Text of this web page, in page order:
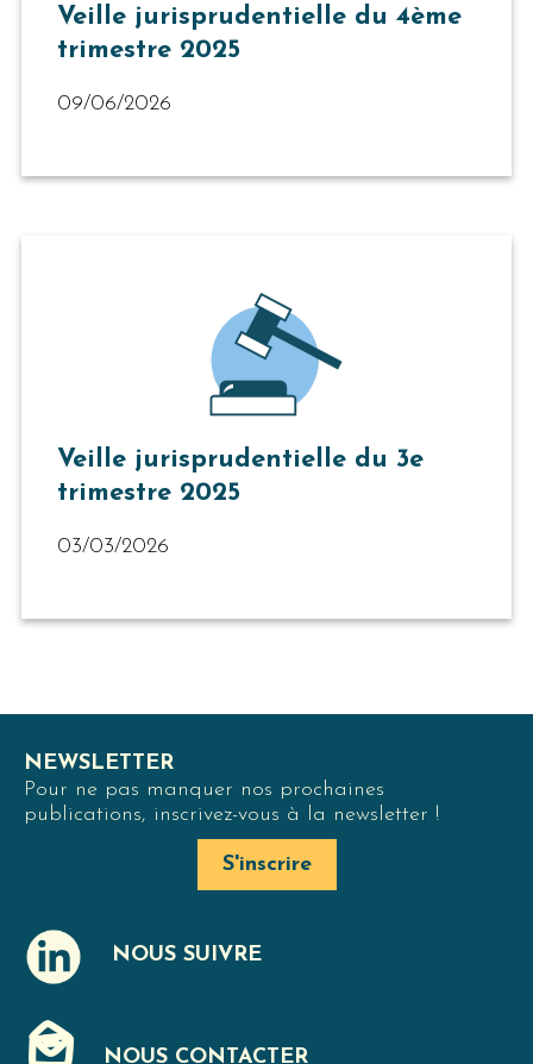
Veille jurisprudentielle du 4ème
trimestre 2025
09/06/2026
Veille jurisprudentielle du 3e
trimestre 2025
03/03/2026
NEWSLETTER
Pour ne pas manquer nos prochaines
publications, inscrivez-vous à la newsletter !
S'inscrire
NOUS SUIVRE
NOUS CONTACTER